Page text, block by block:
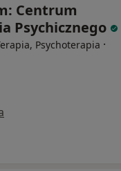
Centrum
Psychicznego
Psychoterapia ·